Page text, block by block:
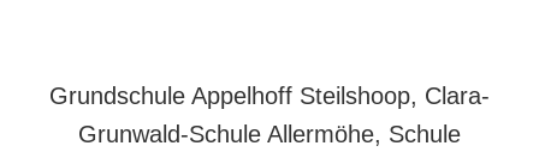
Grundschule Appelhoff Steilshoop, Clara-
Grunwald-Schule Allermöhe, Schule